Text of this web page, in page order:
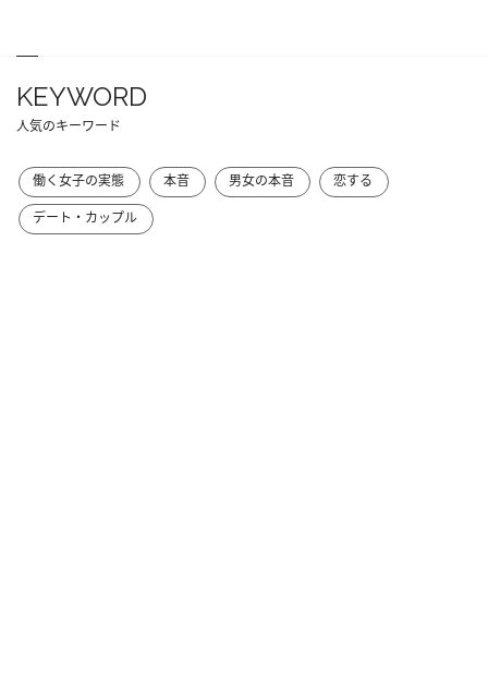
KEYWORD
人気のキーワード
働く女子の実態 本音 男女の本音
恋する
デート・カップル